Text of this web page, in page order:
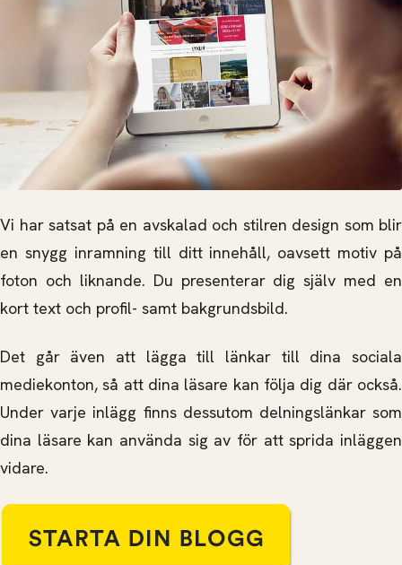
Vi har satsat på en avskalad och stilren design som blir
en snygg inramning till ditt innehåll, oavsett motiv på
foton och liknande. Du presenterar dig själv med en
kort text och profil- samt bakgrundsbild.
Det går även att lägga till länkar till dina sociala
mediekonton, så att dina läsare kan följa dig där också.
Under varje inlägg finns dessutom delningslänkar som
dina läsare kan använda sig av för att sprida inläggen
vidare.